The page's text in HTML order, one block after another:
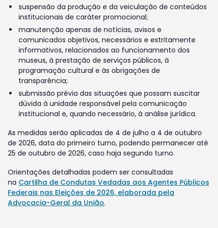
suspensão da produção e da veiculação de conteúdos
institucionais de caráter promocional;
manutenção apenas de notícias, avisos e
comunicados objetivos, necessários e estritamente
informativos, relacionados ao funcionamento dos
museus, à prestação de serviços públicos, à
programação cultural e às obrigações de
transparência;
submissão prévia das situações que possam suscitar
dúvida à unidade responsável pela comunicação
institucional e, quando necessário, à análise jurídica.
As medidas serão aplicadas de 4 de julho a 4 de outubro
de 2026, data do primeiro turno, podendo permanecer até
25 de outubro de 2026, caso haja segundo turno.
Orientações detalhadas podem ser consultadas
na Cartilha de Condutas Vedadas aos Agentes Públicos
Federais nas Eleições de 2026, elaborada pela
Advocacia-Geral da União.